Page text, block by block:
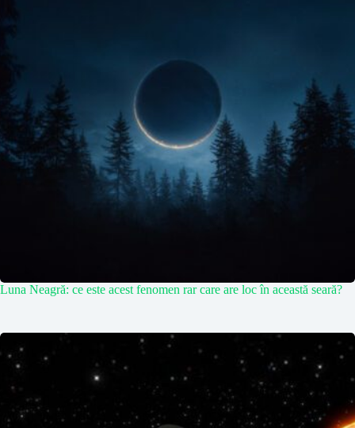
Luna Neagră: ce este acest fenomen rar care are loc în această seară?